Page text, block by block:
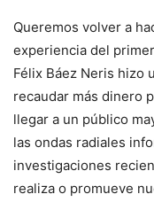
Queremos volver a
experiencia del
Félix Báez Neris hizo
recaudar más dinero
llegar a un público
las ondas radiales
investigaciones
realiza o promueve